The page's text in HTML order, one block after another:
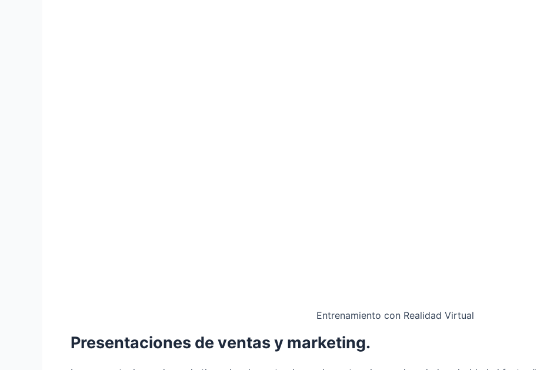
Entrenamiento con Realidad Virtual
Presentaciones de ventas y marketing.